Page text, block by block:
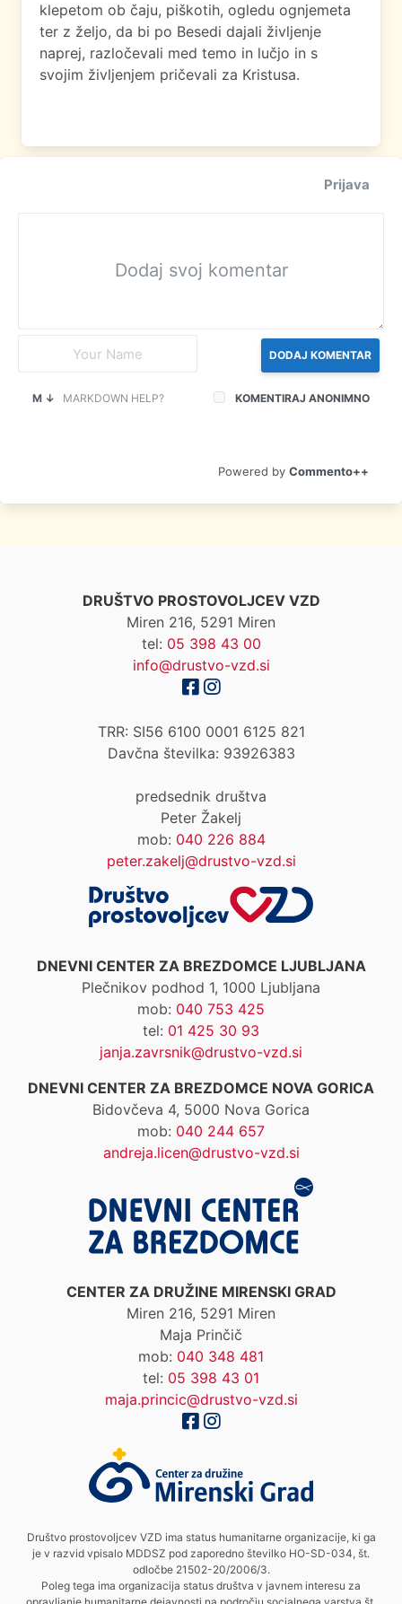
klepetom ob čaju, piškotih, ogledu ognjemeta
ter z željo, da bi po Besedi dajali življenje
naprej, razločevali med temo in lučjo in s
svojim življenjem pričevali za Kristusa.
Prijava
DODAJ KOMENTAR
KOMENTIRAJ ANONIMNO
M ↓ MARKDOWN HELP?
Commento++
DRUŠTVO PROSTOVOLJCEV VZD
Miren 216, 5291 Miren
tel: 05 398 43 00
info@drustvo-vzd.si
TRR: SI56 6100 0001 6125 821
Davčna številka: 93926383
predsednik društva
Peter Žakelj
mob: 040 226 884
peter.zakelj@drustvo-vzd.si
DNEVNI CENTER ZA BREZDOMCE LJUBLJANA
Plečnikov podhod 1, 1000 Ljubljana
mob: 040 753 425
tel: 01 425 30 93
janja.zavrsnik@drustvo-vzd.si
DNEVNI CENTER ZA BREZDOMCE NOVA GORICA
Bidovčeva 4, 5000 Nova Gorica
mob: 040 244 657
andreja.licen@drustvo-vzd.si
CENTER ZA DRUŽINE MIRENSKI GRAD
Miren 216, 5291 Miren
Maja Prinčič
mob: 040 348 481
tel: 05 398 43 01
maja.princic@drustvo-vzd.si
Društvo prostovoljcev VZD ima status humanitarne organizacije, ki ga
je v razvid vpisalo MDDSZ pod zaporedno številko HO-SD-034, št.
odločbe 21502-20/2006/3.
Poleg tega ima organizacija status društva v javnem interesu za